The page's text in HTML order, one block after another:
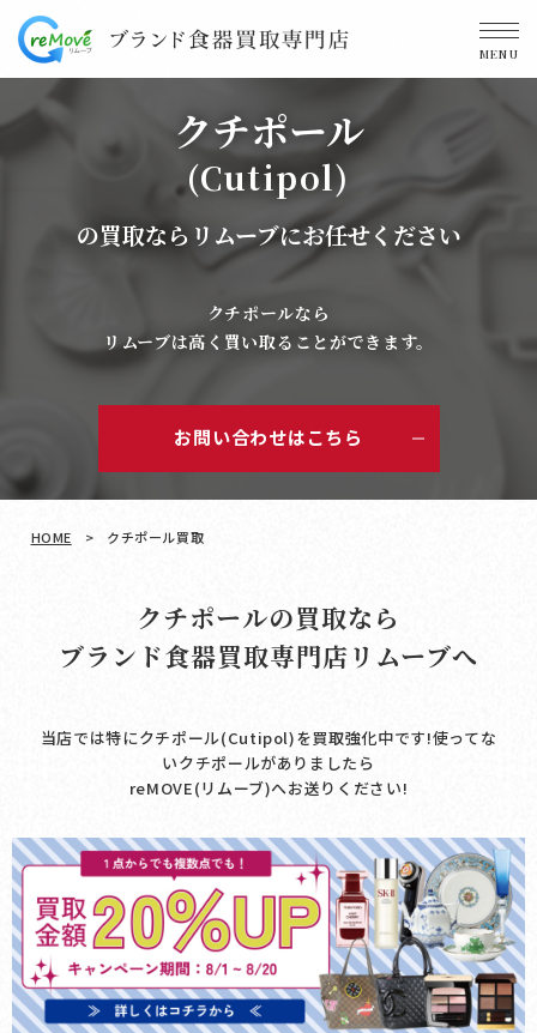
MENU
クチポール
(Cutipol)
の買取ならリムーブにお任せください
クチポールなら
リムーブは高く買い取ることができます。
お問い合わせはこちら
HOME > クチポール買取
クチポールの買取なら
ブランド食器買取専門店リムーブへ
当店では特にクチポール(Cutipol)を買取強化中です!使ってな
いクチポールがありましたら
reMOVE(リムーブ)へお送りください!